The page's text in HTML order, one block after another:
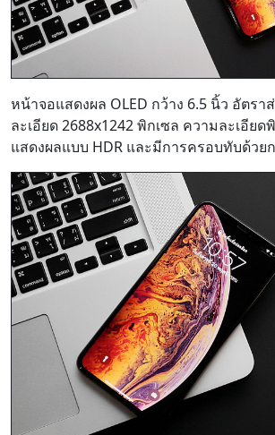
หน้าจอแสดงผล OLED กว้าง 6.5 นิ้ว อัตรา
ละเอียด 2688x1242 พิกเซล ความละเอียด
แสดงผลแบบ HDR และมีการครอบทับด้วย